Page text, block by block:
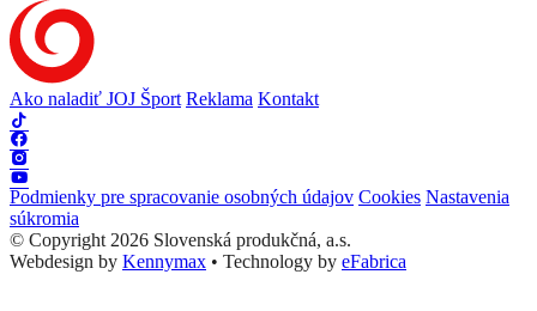
Ako naladiť JOJ Šport Reklama Kontakt
Podmienky pre spracovanie osobných údajov Cookies Nastavenia
súkromia
© Copyright 2026 Slovenská produkčná, a.s.
Webdesign by Kennymax • Technology by eFabrica